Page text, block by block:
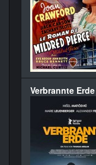
Verbrannte Erde